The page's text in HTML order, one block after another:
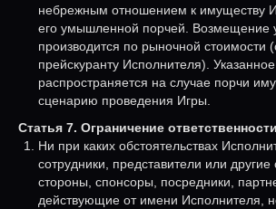
небрежным отношением к имуществу
его умышленной порчей. Возмещение
производится по рыночной стоимости
прейскуранту Исполнителя).
распространяется на случае порчи
сценарию проведения Игры.
Статья 7. Ограничение ответственности
Ни при каких обстоятельствах
сотрудники, представители или другие
стороны, спонсоры, посредники,
действующие от имени Исполнителя,